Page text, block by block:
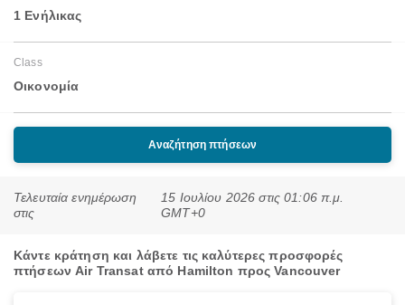
1 Ενήλικας
Class
Οικονομία
Αναζήτηση πτήσεων
Τελευταία ενημέρωση
στις
15 Ιουλίου 2026 στις 01:06 π.μ.
GMT+0
Κάντε κράτηση και λάβετε τις καλύτερες προσφορές
πτήσεων Air Transat από Hamilton προς Vancouver